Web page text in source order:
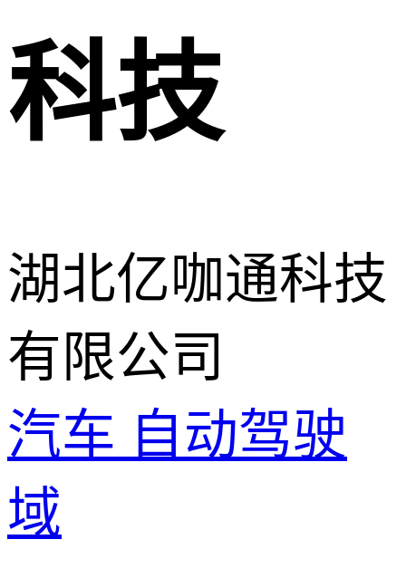
科技
湖北亿咖通科技
有限公司
汽车 自动驾驶
域